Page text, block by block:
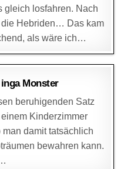
gleich losfahren. Nach
die Hebriden… Das kam
als wäre ich…
2017
Monster
beruhigenden Satz
Kinderzimmer
damit tatsächlich
bewahren kann.